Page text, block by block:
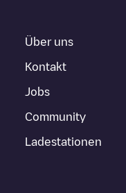
Über uns
Kontakt
Jobs
Community
Ladestationen